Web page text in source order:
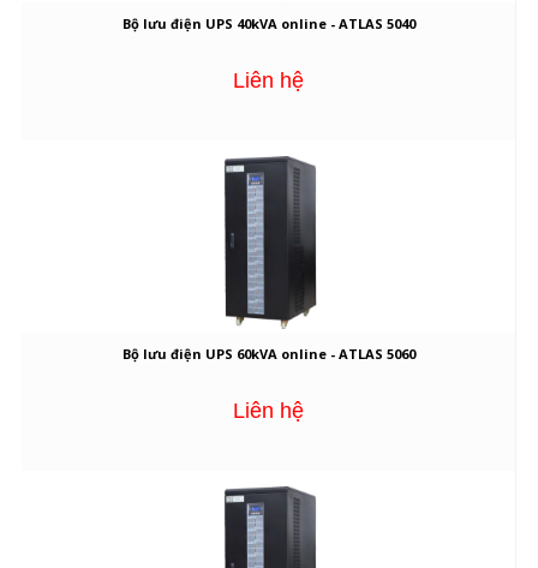
Bộ lưu điện UPS 40kVA online - ATLAS 5040
Liên hệ
Bộ lưu điện UPS 60kVA online - ATLAS 5060
Liên hệ